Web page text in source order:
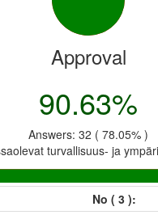
Approval
90.63%
Answers: 32 ( 78.05% )
turvallisuus- ja
No ( 3 ):